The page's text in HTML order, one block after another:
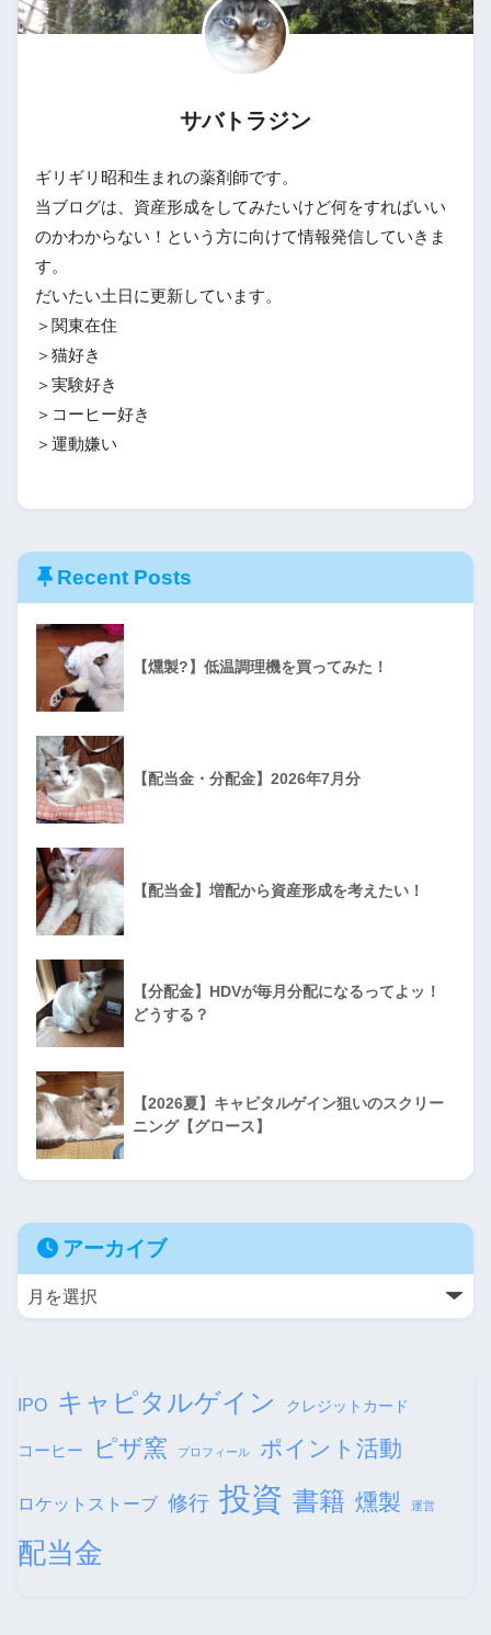
サバトラジン
ギリギリ昭和生まれの薬剤師です。
当ブログは、資産形成をしてみたいけど何をすればいい
のかわからない！という方に向けて情報発信していきま
す。
だいたい土日に更新しています。
＞関東在住
＞猫好き
＞実験好き
＞コーヒー好き
＞運動嫌い
Recent Posts
【燻製?】低温調理機を買ってみた！
【配当金・分配金】2026年7月分
【配当金】増配から資産形成を考えたい！
【分配金】HDVが毎月分配になるってよッ！
どうする？
【2026夏】キャピタルゲイン狙いのスクリー
ニング【グロース】
アーカイブ
IPO キャピタルゲイン クレジットカード
コーヒー ピザ窯 プロフィール ポイント活動
ロケットストーブ 修行 投資 書籍 燻製 運営
配当金